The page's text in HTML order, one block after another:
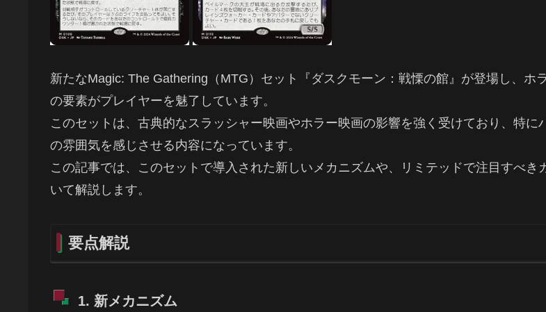
新たなMagic: The Gathering（MTG）セット『ダスクモーン：戦慄の館』が登場し、ホ
の要素がプレイヤーを魅了しています。
このセットは、古典的なスラッシャー映画やホラー映画の影響を強く受けており、特に
の雰囲気を感じさせる内容になっています。
この記事では、このセットで導入された新しいメカニズムや、リミテッドで注目すべき
いて解説します。
要点解説
1. 新メカニズム